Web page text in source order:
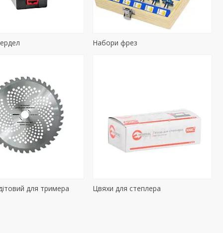
Набори фрез
для тримера Цвяхи для степлера